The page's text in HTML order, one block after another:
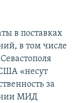
в поставках
в том числе
«несут
за
МИД